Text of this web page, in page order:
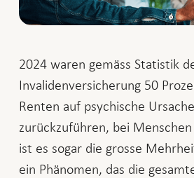
2024 waren gemäss Statistik
Invalidenversicherung 50
Renten auf psychische
zurückzuführen, bei
ist es sogar die grosse
ein Phänomen, das die